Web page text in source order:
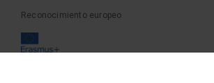
Reconocimiento europeo